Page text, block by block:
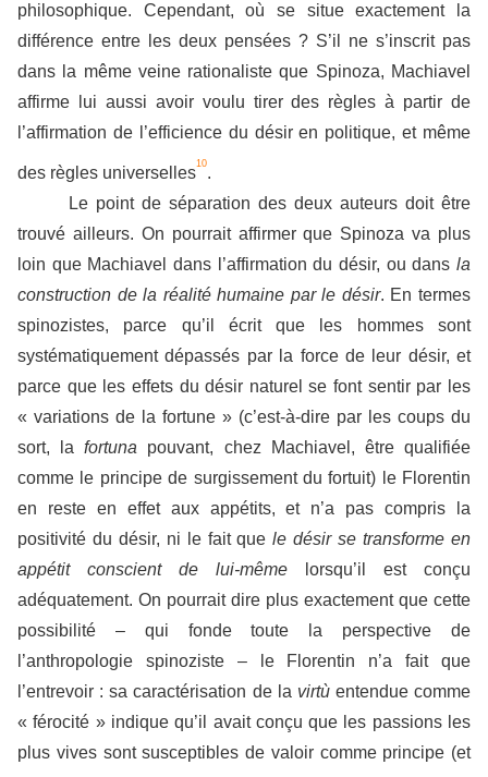
philosophique. Cependant, où se situe exactement la
différence entre les deux pensées ? S’il ne s’inscrit pas
dans la même veine rationaliste que Spinoza, Machiavel
affirme lui aussi avoir voulu tirer des règles à partir de
l’affirmation de l’efficience du désir en politique, et même
des règles universelles10.
Le point de séparation des deux auteurs doit être
trouvé ailleurs. On pourrait affirmer que Spinoza va plus
loin que Machiavel dans l’affirmation du désir, ou dans la
construction de la réalité humaine par le désir. En termes
spinozistes, parce qu’il écrit que les hommes sont
systématiquement dépassés par la force de leur désir, et
parce que les effets du désir naturel se font sentir par les
« variations de la fortune » (c’est-à-dire par les coups du
sort, lafortuna pouvant, chez Machiavel, être qualifiée
comme le principe de surgissement du fortuit) le Florentin
en reste en effet aux appétits, et n’a pas compris la
positivité du désir, ni le fait quele désir se transforme en
appétit conscient de lui-même lorsqu’il est conçu
adéquatement. On pourrait dire plus exactement que cette
possibilité – qui fonde toute la perspective de
l’anthropologie spinoziste – le Florentin n’a fait que
l’entrevoir : sa caractérisation de la virtùentendue comme
« férocité » indique qu’il avait conçu que les passions les
plus vives sont susceptibles de valoir comme principe (et